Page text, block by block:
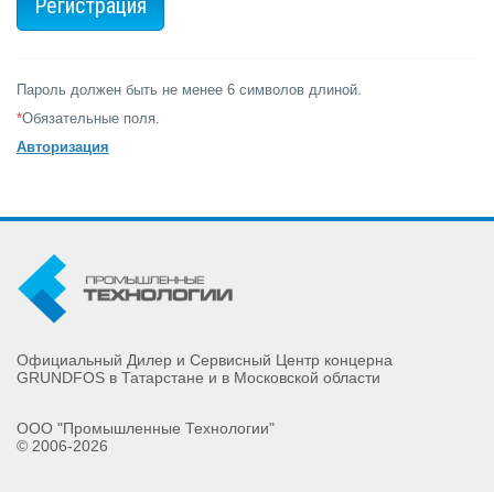
Пароль должен быть не менее 6 символов длиной.
*Обязательные поля.
Авторизация
Официальный Дилер и Сервисный Центр концерна
GRUNDFOS в Татарстане и в Московской области
ООО "Промышленные Технологии"
© 2006-2026